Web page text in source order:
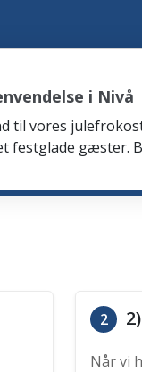
i Nivå
til vores
festglade gæster.
2
Når vi